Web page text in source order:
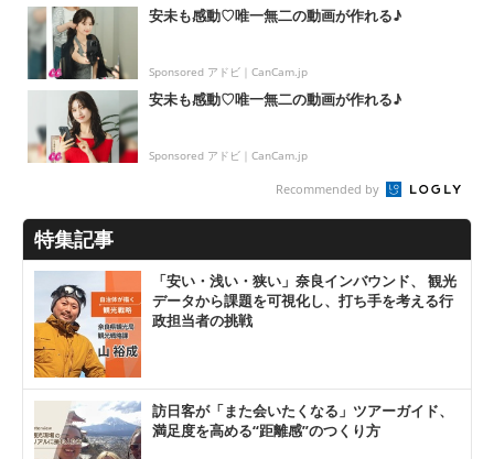
安未も感動♡唯一無二の動画が作れる♪
Sponsored アドビ｜CanCam.jp
安未も感動♡唯一無二の動画が作れる♪
Sponsored アドビ｜CanCam.jp
Recommended by
特集記事
「安い・浅い・狭い」奈良インバウンド、 観光
データから課題を可視化し、打ち手を考える行
政担当者の挑戦
訪日客が「また会いたくなる」ツアーガイド、
満足度を高める“距離感”のつくり方